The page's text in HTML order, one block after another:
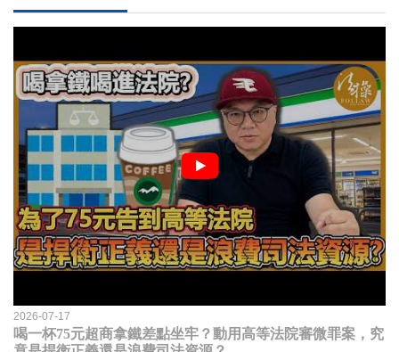
2026-07-17
喝一杯75元超商拿鐵差點坐牢？動用高等法院審微罪案，究